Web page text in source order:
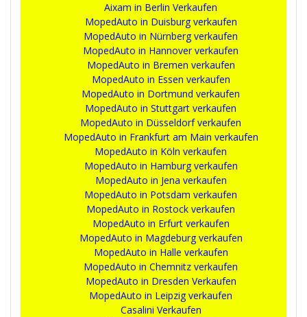
Aixam in Berlin Verkaufen
MopedAuto in Duisburg verkaufen
MopedAuto in Nürnberg verkaufen
MopedAuto in Hannover verkaufen
MopedAuto in Bremen verkaufen
MopedAuto in Essen verkaufen
MopedAuto in Dortmund verkaufen
MopedAuto in Stuttgart verkaufen
MopedAuto in Düsseldorf verkaufen
MopedAuto in Frankfurt am Main verkaufen
MopedAuto in Köln verkaufen
MopedAuto in Hamburg verkaufen
MopedAuto in Jena verkaufen
MopedAuto in Potsdam verkaufen
MopedAuto in Rostock verkaufen
MopedAuto in Erfurt verkaufen
MopedAuto in Magdeburg verkaufen
MopedAuto in Halle verkaufen
MopedAuto in Chemnitz verkaufen
MopedAuto in Dresden Verkaufen
MopedAuto in Leipzig verkaufen
Casalini Verkaufen